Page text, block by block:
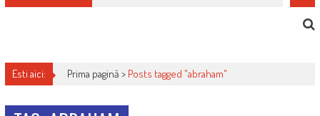
Esti aici: Prima pagină > Posts tagged "abraham"